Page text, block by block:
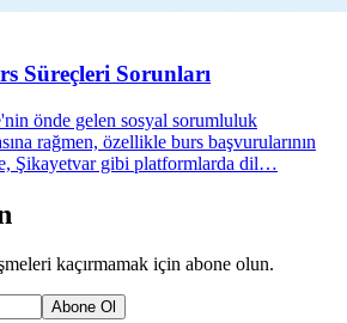
Süreçleri Sorunları
önde gelen sosyal sorumluluk
rağmen, özellikle burs başvurularının
Şikayetvar gibi platformlarda dil…
kaçırmamak için abone olun.
Abone Ol